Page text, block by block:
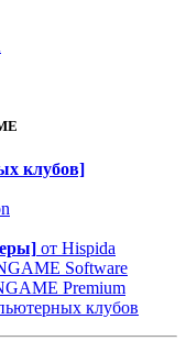
клубов]
от Hispida
Software
Premium
клубов